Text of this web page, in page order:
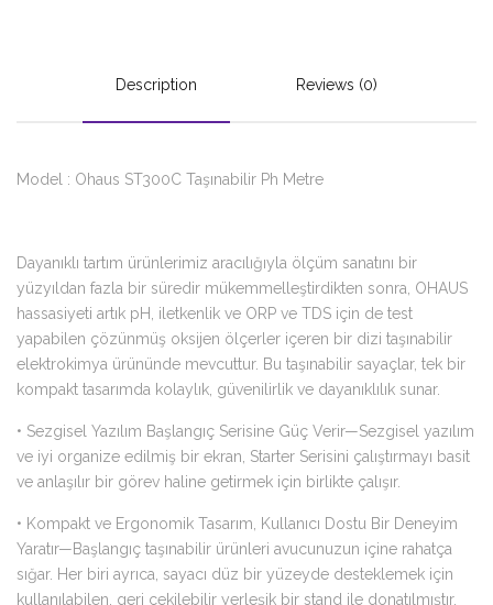
Description Reviews (0)
Model : Ohaus ST300C Taşınabilir Ph Metre
Dayanıklı tartım ürünlerimiz aracılığıyla ölçüm sanatını bir
yüzyıldan fazla bir süredir mükemmelleştirdikten sonra, OHAUS
hassasiyeti artık pH, iletkenlik ve ORP ve TDS için de test
yapabilen çözünmüş oksijen ölçerler içeren bir dizi taşınabilir
elektrokimya ürününde mevcuttur. Bu taşınabilir sayaçlar, tek bir
kompakt tasarımda kolaylık, güvenilirlik ve dayanıklılık sunar.
• Sezgisel Yazılım Başlangıç Serisine Güç Verir—Sezgisel yazılım
ve iyi organize edilmiş bir ekran, Starter Serisini çalıştırmayı basit
ve anlaşılır bir görev haline getirmek için birlikte çalışır.
• Kompakt ve Ergonomik Tasarım, Kullanıcı Dostu Bir Deneyim
Yaratır—Başlangıç taşınabilir ürünleri avucunuzun içine rahatça
sığar. Her biri ayrıca, sayacı düz bir yüzeyde desteklemek için
kullanılabilen, geri çekilebilir yerleşik bir stand ile donatılmıştır.